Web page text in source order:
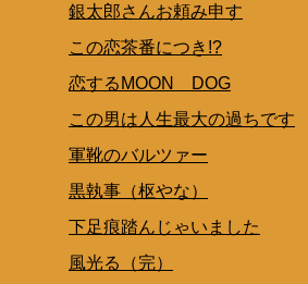
銀太郎さんお頼み申す
この恋茶番につき!?
恋するMOON DOG
この男は人生最大の過ちです
軍靴のバルツァー
黒執事（枢やな）
下足痕踏んじゃいました
風光る（完）